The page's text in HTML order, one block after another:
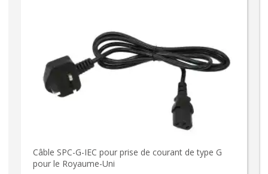
Câble SPC-G-IEC pour prise de courant de type G
pour le Royaume-Uni